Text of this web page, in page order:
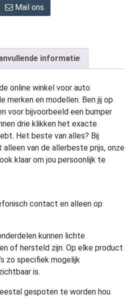
Mail ons
informatie
online winkel voor auto
merken en modellen. Ben jij op
voor bijvoorbeeld een bumper
drie klikken het exacte
Het beste van alles? Bij
alleen van de allerbeste prijs, onze
klaar om jou persoonlijk te
contact en alleen op
kunnen lichte
of hersteld zijn. Op elke product
zo specifiek mogelijk
is.
gespoten te worden hou